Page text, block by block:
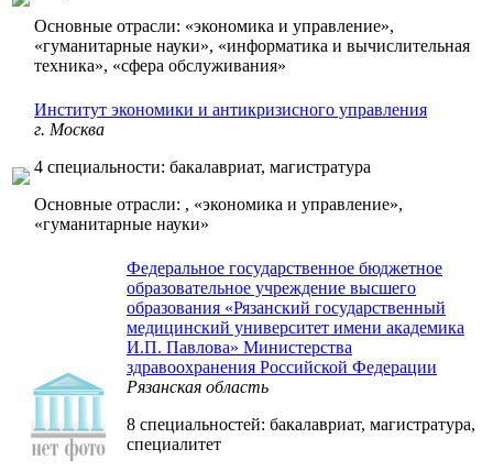
Основные отрасли: «экономика и управление»,
«гуманитарные науки», «информатика и вычислительная
техника», «сфера обслуживания»
Институт экономики и антикризисного управления
г. Москва
4 специальности: бакалавриат, магистратура
Основные отрасли: , «экономика и управление»,
«гуманитарные науки»
Федеральное государственное бюджетное
образовательное учреждение высшего
образования «Рязанский государственный
медицинский университет имени академика
И.П. Павлова» Министерства
здравоохранения Российской Федерации
Рязанская область
8 специальностей: бакалавриат, магистратура,
специалитет